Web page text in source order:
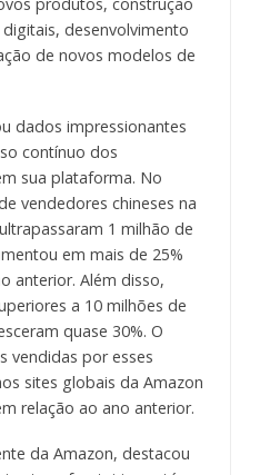
desenvolvimento
de novos modelos de
dados impressionantes
contínuo dos
sua plataforma. No
vendedores chineses na
1 milhão de
em mais de 25%
anterior. Além disso,
a 10 milhões de
quase 30%. O
vendidas por esses
sites globais da Amazon
relação ao ano anterior.
da Amazon, destacou